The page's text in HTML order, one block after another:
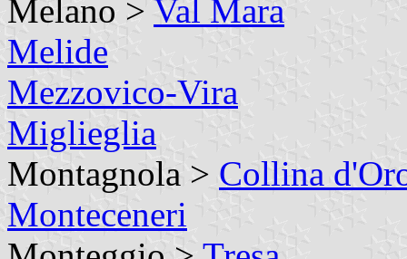
Melano > Val Mara
Melide
Mezzovico-Vira
Miglieglia
Montagnola > Collina
Monteceneri